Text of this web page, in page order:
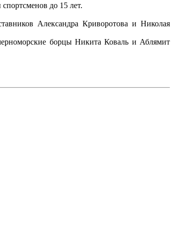
до 15 лет.
Александра Криворотова и Николая
борцы Никита Коваль и Аблямит